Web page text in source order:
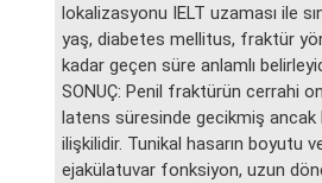
lokalizasyonu IELT uzaması ile
yaş, diabetes mellitus, fraktür
kadar geçen süre anlamlı
SONUÇ: Penil fraktürün cerrahi
latens süresinde gecikmiş ancak
ilişkilidir. Tunikal hasarın boyutu
ejakülatuvar fonksiyon, uzun